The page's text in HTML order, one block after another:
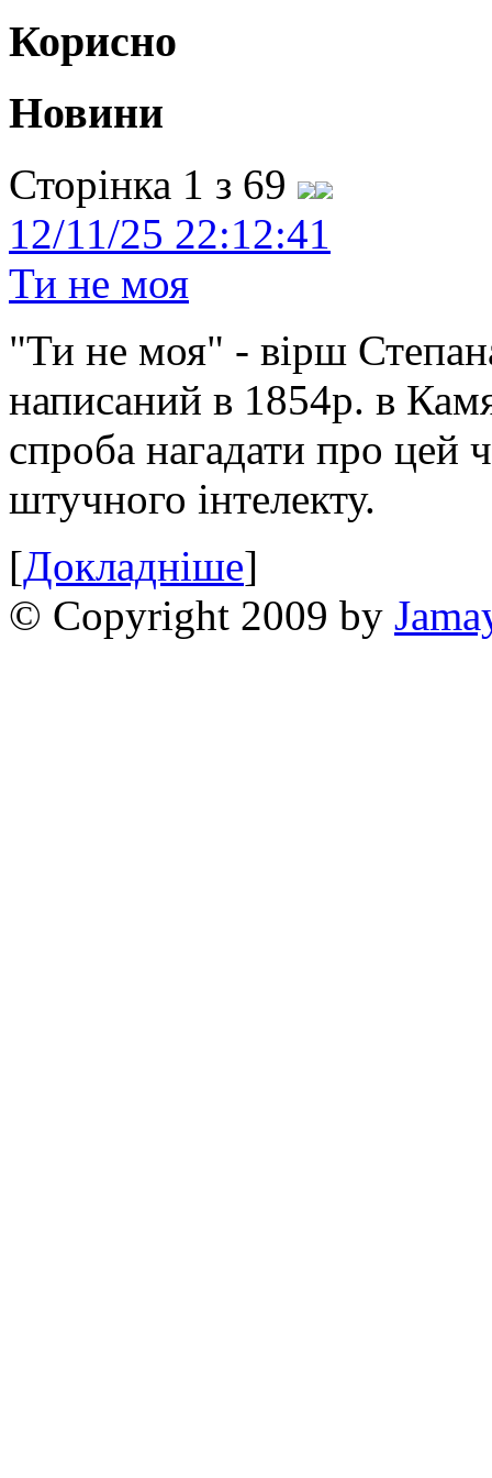
Корисно
Новини
Сторінка 1 з 69
12/11/25 22:12:41
Ти не моя
"Ти не моя" - вірш
написаний в 1854р. в
спроба нагадати про цей
штучного інтелекту.
[Докладніше]
© Copyright 2009 by